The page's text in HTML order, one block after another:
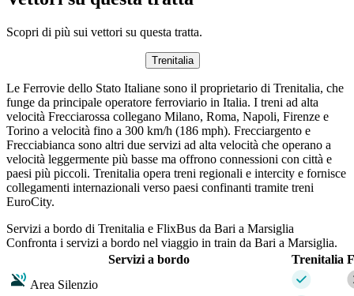
Scopri di più sui vettori su questa tratta.
Trenitalia
Le Ferrovie dello Stato Italiane sono il proprietario di Trenitalia, che
funge da principale operatore ferroviario in Italia. I treni ad alta
velocità Frecciarossa collegano Milano, Roma, Napoli, Firenze e
Torino a velocità fino a 300 km/h (186 mph). Frecciargento e
Frecciabianca sono altri due servizi ad alta velocità che operano a
velocità leggermente più basse ma offrono connessioni con città e
paesi più piccoli. Trenitalia opera treni regionali e intercity e fornisce
collegamenti internazionali verso paesi confinanti tramite treni
EuroCity.
Servizi a bordo di Trenitalia e FlixBus da Bari a Marsiglia
Confronta i servizi a bordo nel viaggio in train da Bari a Marsiglia.
Servizi a bordo
Trenitalia
Area Silenzio